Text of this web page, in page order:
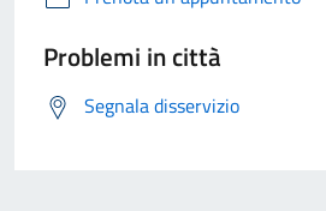
Problemi in città
Segnala disservizio